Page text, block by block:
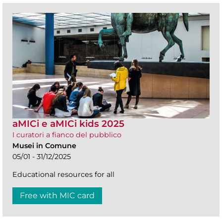
aMICi e aMICi kids 2025
I curatori a fianco del pubblico
Musei in Comune
05/01 - 31/12/2025
Educational resources for all
Free with MIC card